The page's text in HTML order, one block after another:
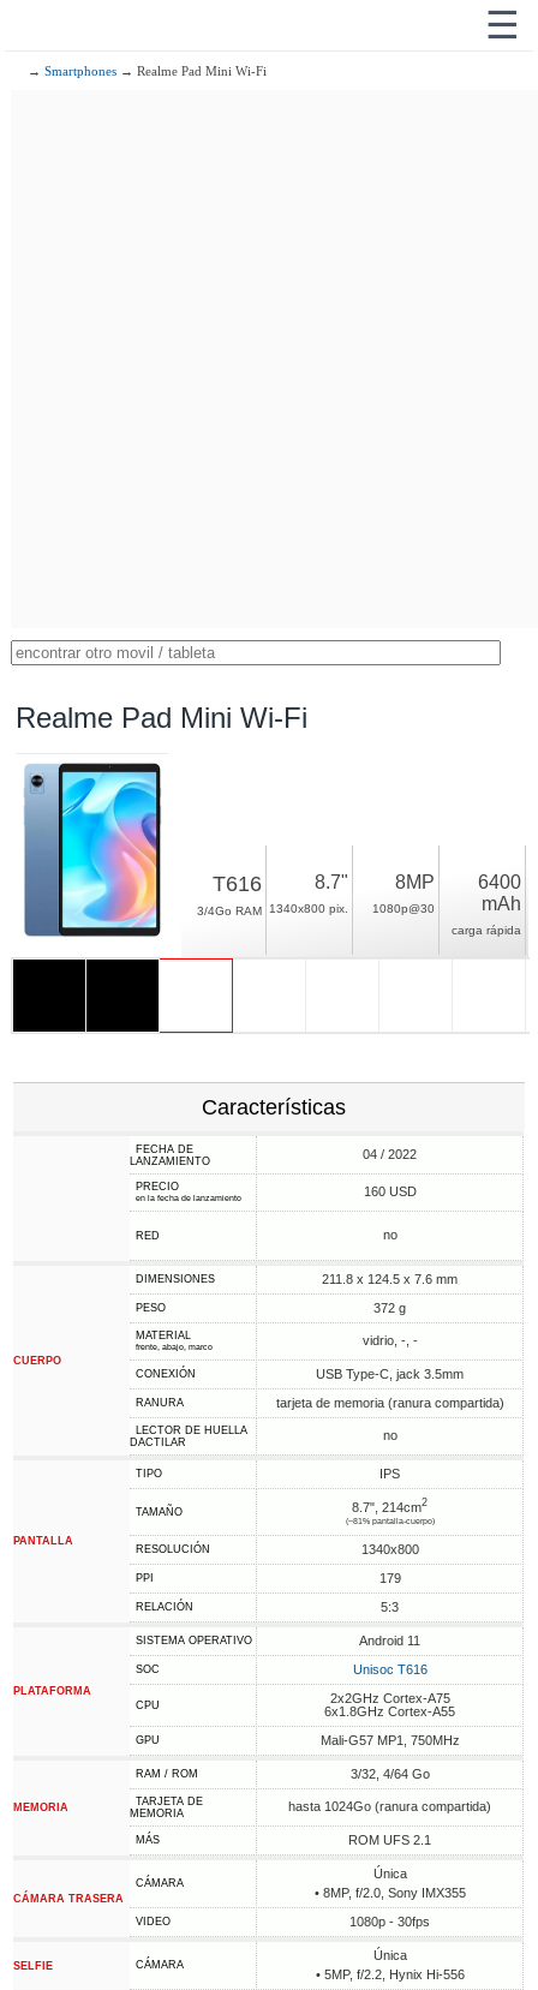
☰
→Smartphones → Realme Pad Mini Wi-Fi
Realme Pad Mini Wi-Fi
T616
3/4Go RAM
8.7"
1340x800 pix.
8MP
1080p@30
6400
mAh
carga rápida
Características
FECHA DE
LANZAMIENTO
04 / 2022
PRECIO
en la fecha de lanzamiento 160 USD
RED no
CUERPO
DIMENSIONES 211.8 x 124.5 x 7.6 mm
PESO 372 g
MATERIAL
frente, abajo, marco vidrio, -, -
CONEXIÓN USB Type-C, jack 3.5mm
RANURA tarjeta de memoria (ranura compartida)
LECTOR DE HUELLA
DACTILAR
no
PANTALLA
TIPO IPS
TAMAÑO 8.7", 214cm2
(~81% pantalla-cuerpo)
RESOLUCIÓN 1340x800
PPI 179
RELACIÓN 5:3
PLATAFORMA
SISTEMA OPERATIVO Android 11
SOC Unisoc T616
CPU
2x2GHz Cortex-A75
6x1.8GHz Cortex-A55
GPU Mali-G57 MP1, 750MHz
MEMORIA
RAM / ROM 3/32, 4/64 Go
TARJETA DE
MEMORIA
hasta 1024Go (ranura compartida)
MÁS ROM UFS 2.1
CÁMARA TRASERA
CÁMARA
Única
• 8MP, f/2.0, Sony IMX355
VIDEO 1080p - 30fps
SELFIE CÁMARA
Única
• 5MP, f/2.2, Hynix Hi-556